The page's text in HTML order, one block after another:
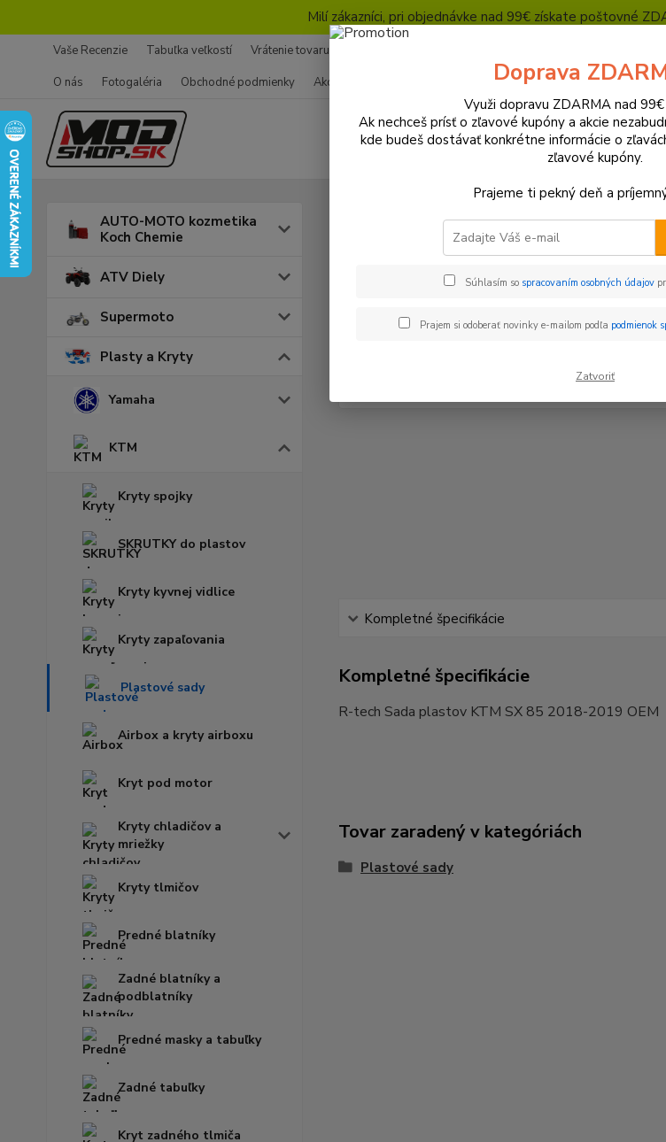
Milí zákazníci, pri objednávke nad 99€ získate poštovné
Vaše Recenzie Tabuľka veľkostí Vrátenie tovaru - Formulár
O nás
Fotogaléria Obchodné podmienky Ako nakupovať Ochrana súkromia
Hľadať
AUTO-MOTO kozmetika
Koch Chemie
ATV Diely
Supermoto
Plasty a Kryty
Yamaha
KTM
Kryty spojky
SKRUTKY do plastov
Kryty kyvnej vidlice
Kryty zapaľovania
Plastové sady
Airbox a kryty airboxu
Kryt pod motor
Kryty chladičov a
mriežky
Kryty tlmičov
Predné blatníky
Zadné blatníky a
podblatníky
Predné masky a tabuľky
Zadné tabuľky
Kryt zadného tlmiča
Sada plastov KTM SX 85
Kompletné špecifikácie
Kompletné špecifikácie
R-tech Sada plastov KTM SX 85 2018-2019 OEM
Tovar zaradený v kategóriách
Plastové sady
Doprava
Využi dopravu ZDARMA nad
Ak nechceš prísť o zľavové kupóny a akcie
kde budeš dostávať konkrétne informácie o
zľavové kupóny.
Prajeme ti pekný deň a
Súhlasím so spracovaním osobných údajov
Prajem si odoberať novinky e-mailom podľa podmienok
Zatvoriť